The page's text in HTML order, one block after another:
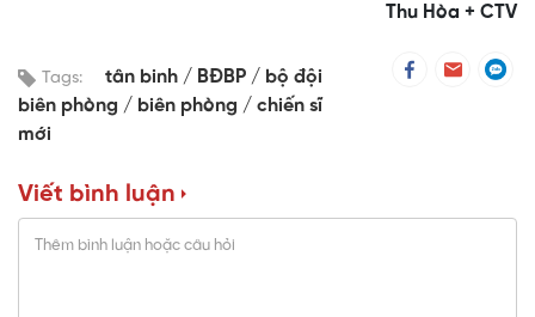
Thu Hòa + CTV
Tags: tân binh BĐBP
bộ đội
biên phòng
biên phòng
chiến sĩ
mới
Viết bình luận